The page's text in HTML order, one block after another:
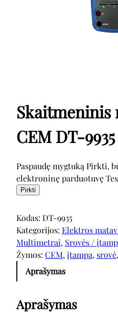
CEM DT-9935
Paspaudę mygtuką Pirkti,
elektroninę parduotuvę
Pirkti
Kodas: DT-9935
Kategorijos: Elektros
Multimetrai, Srovės /
Žymos: CEM, įtampa, srovė,
Aprašymas
Aprašymas